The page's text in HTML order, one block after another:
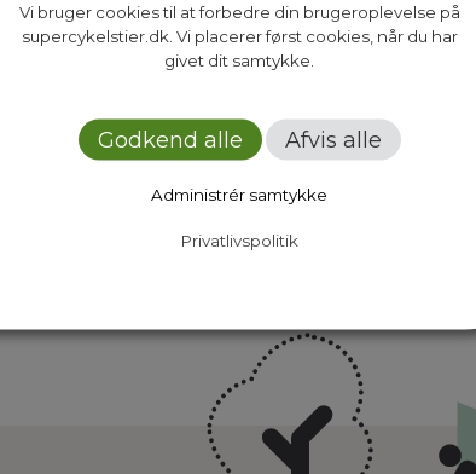
Nyheder
Presse
Dokumenter Kontakt
Vi bruger cookies til at forbedre din brugeroplevelse på
supercykelstier.dk. Vi placerer først cookies, når du har
givet dit samtykke.
Godkend alle Afvis alle
Administrér samtykke
Privatlivspolitik